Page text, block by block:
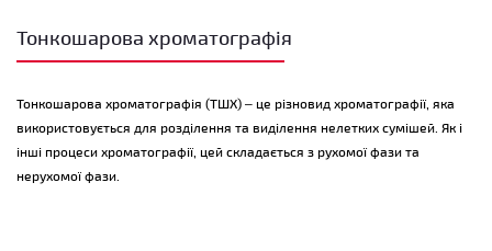
Тонкошарова хроматографія
Тонкошарова хроматографія (ТШХ) – це різновид хроматографії, яка
використовується для розділення та виділення нелетких сумішей. Як і
інші процеси хроматографії, цей складається з рухомої фази та
нерухомої фази.